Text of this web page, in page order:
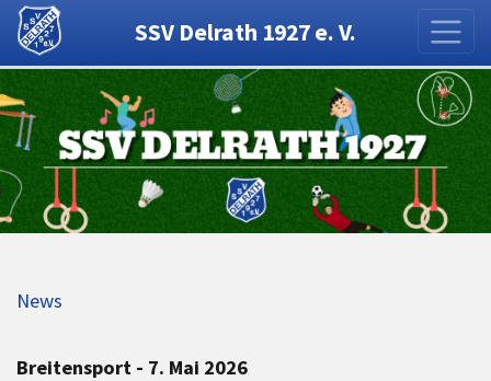
SSV Delrath 1927 e. V.
News
Breitensport - 7. Mai 2026